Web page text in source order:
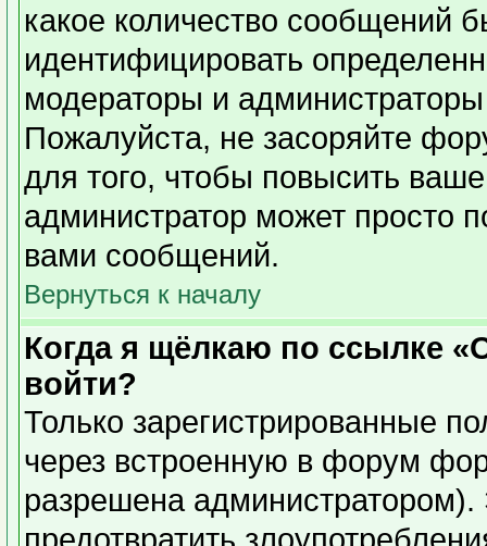
какое количество сообщений
идентифицировать
модераторы и
Пожалуйста, не засоряйте
для того, чтобы повысить
администратор может просто
вами сообщений.
Вернуться к началу
Когда я щёлкаю по ссылке
войти?
Только зарегистрированные
через встроенную в форум
разрешена